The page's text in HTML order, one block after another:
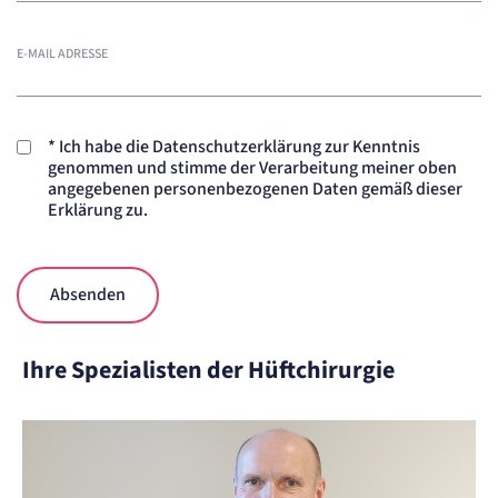
E-MAIL ADRESSE
* Ich habe die Datenschutzerklärung zur Kenntnis
genommen und stimme der Verarbeitung meiner oben
angegebenen personenbezogenen Daten gemäß dieser
Erklärung zu.
Absenden
Ihre Spezialisten der Hüftchirurgie
Zweck:
Cookie Laufzeit:
etracker Analytics
Name:
et_allow_cookies
Zweck:
Es erlaubt eTracker Cookies zu setzen.
etracker Analytics